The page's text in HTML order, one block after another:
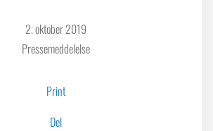
LOGIN FOR MEDLEMSORGANISATIONER
2. oktober 2019
Pressemeddelelse
Print
Del